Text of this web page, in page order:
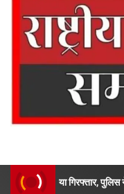
पुलिस ने आरोपियों के